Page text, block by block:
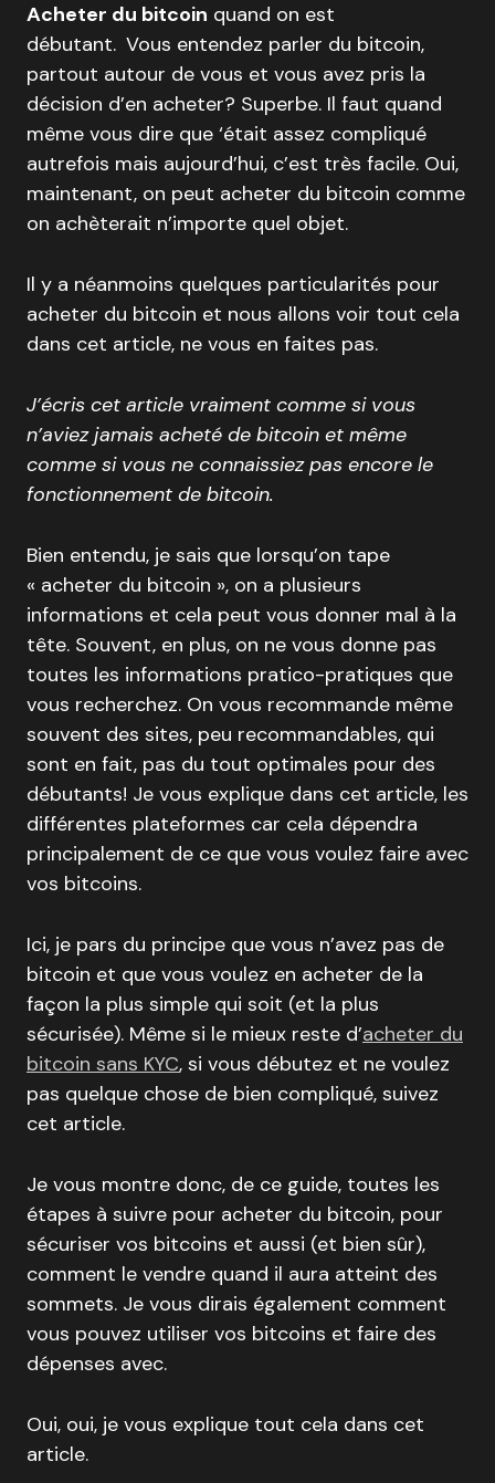
Acheter du bitcoin quand on est
débutant. Vous entendez parler du bitcoin,
partout autour de vous et vous avez pris la
décision d’en acheter? Superbe. Il faut quand
même vous dire que ‘était assez compliqué
autrefois mais aujourd’hui, c’est très facile. Oui,
maintenant, on peut acheter du bitcoin comme
on achèterait n’importe quel objet.
Il y a néanmoins quelques particularités pour
acheter du bitcoin et nous allons voir tout cela
dans cet article, ne vous en faites pas.
J’écris cet article vraiment comme si vous
n’aviez jamais acheté de bitcoin et même
comme si vous ne connaissiez pas encore le
fonctionnement de bitcoin.
Bien entendu, je sais que lorsqu’on tape
« acheter du bitcoin », on a plusieurs
informations et cela peut vous donner mal à la
tête. Souvent, en plus, on ne vous donne pas
toutes les informations pratico-pratiques que
vous recherchez. On vous recommande même
souvent des sites, peu recommandables, qui
sont en fait, pas du tout optimales pour des
débutants! Je vous explique dans cet article, les
différentes plateformes car cela dépendra
principalement de ce que vous voulez faire avec
vos bitcoins.
Ici, je pars du principe que vous n’avez pas de
bitcoin et que vous voulez en acheter de la
façon la plus simple qui soit (et la plus
sécurisée). Même si le mieux reste d’acheter du
bitcoin sans KYC, si vous débutez et ne voulez
pas quelque chose de bien compliqué, suivez
cet article.
Je vous montre donc, de ce guide, toutes les
étapes à suivre pour acheter du bitcoin, pour
sécuriser vos bitcoins et aussi (et bien sûr),
comment le vendre quand il aura atteint des
sommets. Je vous dirais également comment
vous pouvez utiliser vos bitcoins et faire des
dépenses avec.
Oui, oui, je vous explique tout cela dans cet
article.